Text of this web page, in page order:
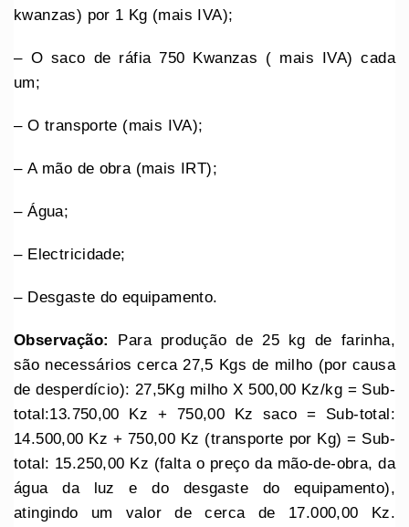
kwanzas) por 1 Kg (mais IVA);
– ⁠O saco de ráfia 750 Kwanzas ( mais IVA) cada
um;
– ⁠O transporte (mais IVA);
– ⁠A mão de obra (mais IRT);
– ⁠Água;
– ⁠Electricidade;
– ⁠Desgaste do equipamento.
Observação:
Para produção de 25 kg de farinha,
são necessários cerca 27,5 Kgs de milho (por causa
de desperdício): 27,5Kg milho X 500,00 Kz/kg = Sub-
total:13.750,00 Kz + 750,00 Kz saco = Sub-total:
14.500,00 Kz + 750,00 Kz (transporte por Kg) = Sub-
total: 15.250,00 Kz (falta o preço da mão-de-obra, da
água da luz e do desgaste do equipamento),
atingindo um valor de cerca de 17.000,00 Kz.